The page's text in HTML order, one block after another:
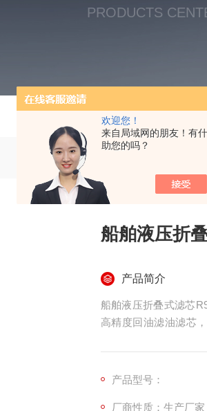
欢迎您！
来自局域网的朋友！有
助您的吗？
PRODUCTS
船舶液压折
产品简介
船舶液压折叠式滤芯
高精度回油滤油滤芯
产品型号：
厂商性质：生产厂家